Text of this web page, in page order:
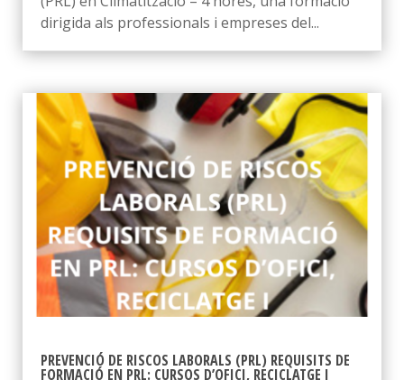
dirigida als professionals i empreses del...
PREVENCIÓ DE RISCOS LABORALS (PRL) REQUISITS DE
FORMACIÓ EN PRL: CURSOS D’OFICI, RECICLATGE I